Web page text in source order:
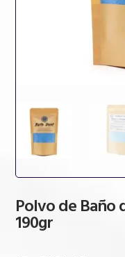
Polvo de Baño
190gr